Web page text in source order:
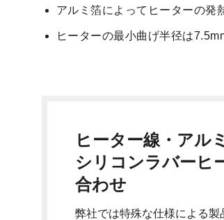
アルミ箔によってヒーターの発
ヒーターの最小曲げ半径は
ヒーター線・アル
シリコンラバーヒ
合わせ
弊社では特殊な仕様による製